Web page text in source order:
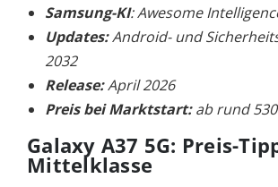
Samsung-KI: Awesome
Updates:Android- und
2032
Release:April 2026
Preis bei Marktstart:ab rund
Galaxy A37 5G: Preis-
Mittelklasse